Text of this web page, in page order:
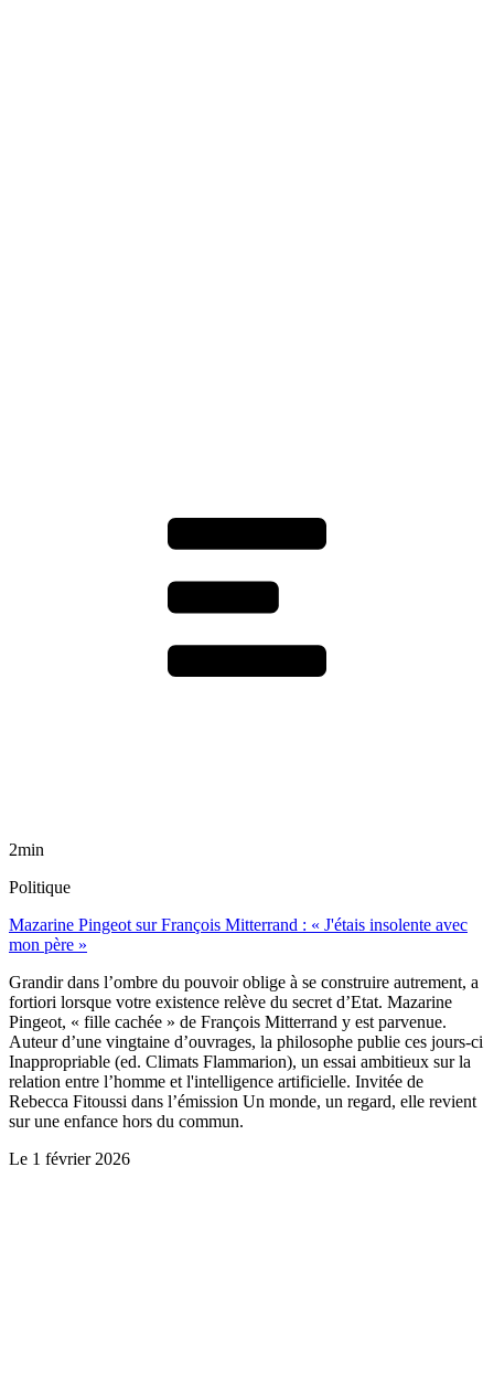
2min
Politique
Mazarine Pingeot sur François Mitterrand : « J'étais insolente avec
mon père »
Grandir dans l’ombre du pouvoir oblige à se construire autrement, a
fortiori lorsque votre existence relève du secret d’Etat. Mazarine
Pingeot, « fille cachée » de François Mitterrand y est parvenue.
Auteur d’une vingtaine d’ouvrages, la philosophe publie ces jours-ci
Inappropriable (ed. Climats Flammarion), un essai ambitieux sur la
relation entre l’homme et l'intelligence artificielle. Invitée de
Rebecca Fitoussi dans l’émission Un monde, un regard, elle revient
sur une enfance hors du commun.
Le 1 février 2026